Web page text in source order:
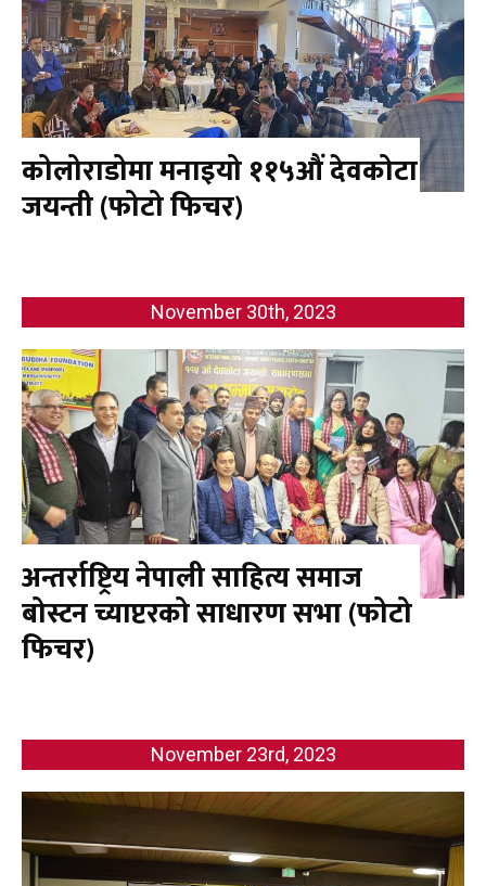
कोलोराडोमा मनाइयो ११५औं देवकोटा
जयन्ती (फोटो फिचर)
November 30th, 2023
अन्तर्राष्ट्रिय नेपाली साहित्य समाज
बोस्टन च्याप्टरको साधारण सभा (फोटो
फिचर)
November 23rd, 2023